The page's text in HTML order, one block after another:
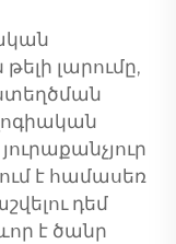
լարումը,
է համասեռ
դեմ
է ծանր